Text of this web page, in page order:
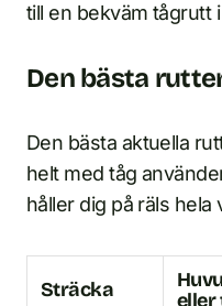
till en bekväm tågrutt
Den bästa
Den bästa aktuella
helt med tåg
håller dig på räls hela
Sträcka